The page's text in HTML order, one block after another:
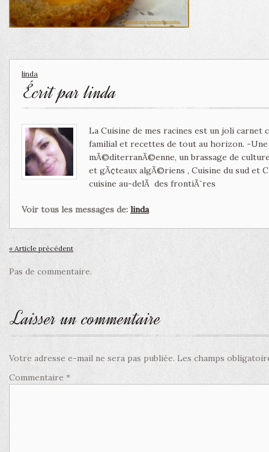
linda
Écrit parlinda
La Cuisine de mes racines est un joli
familial et recettes de tout au horizon. -
mÃ©diterranÃ©enne, un brassage de
et gÃ¢teaux algÃ©riens , Cuisine du sud et
cuisine au-delÃ des frontiÃ¨res
Voir tous les messages de: linda
« Article précédent
Pas de commentaire.
Laisser un commentaire
Votre adresse e-mail ne sera pas publiée. Les champs
Commentaire *